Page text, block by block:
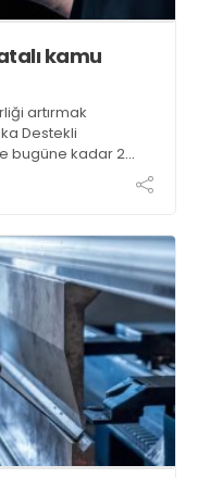
kamu
artırmak
Destekli
bugüne kadar 2
taşıyan kamu